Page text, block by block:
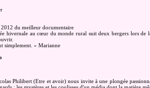
von Stürler
du meilleur documentaire
hivernale au cœur du monde rural suit deux bergers lors de
simplement. » Marianne
Philibert (Etre et avoir) nous invite à une plongée